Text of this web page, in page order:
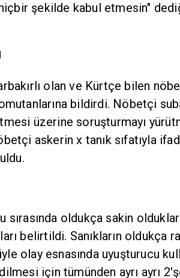
şekilde kabul etmesin"
olan ve Kürtçe bilen
bildirdi. Nöbetçi
üzerine soruşturmayı
askerin x tanık sıfatıyla
sırasında oldukça sakin
belirtildi. Sanıkların oldukça
olay esnasında uyuşturucu
için tümünden ayrı ayrı